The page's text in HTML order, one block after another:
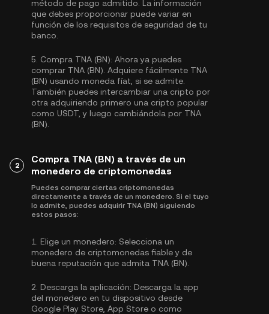
método de pago admitido. La información
que debes proporcionar puede variar en
función de los requisitos de seguridad de tu
banco.
5. Compra TNA (BN): Ahora ya puedes
comprar TNA (BN). Adquiere fácilmente TNA
(BN) usando moneda fíat, si se admite.
También puedes intercambiar una cripto por
otra adquiriendo primero una cripto popular
como USDT , y luego cambiándola por TNA
(BN).
2
Compra TNA (BN) a través de un
monedero de criptomonedas
Puedes comprar ciertas criptomonedas
directamente a través de un monedero. Si el tuyo
lo admite, puedes adquirir TNA (BN) siguiendo
estos pasos:
1. Elige un monedero: Selecciona un
monedero de criptomonedas fiable y de
buena reputación que admita TNA (BN).
2. Descarga la aplicación: Descarga la app
del monedero en tu dispositivo desde
Google Play Store, App Store o como